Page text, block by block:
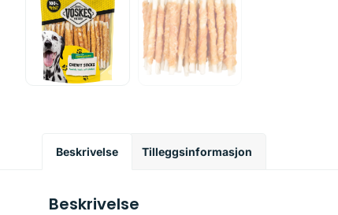
Beskrivelse Tilleggsinformasjon
Beskrivelse